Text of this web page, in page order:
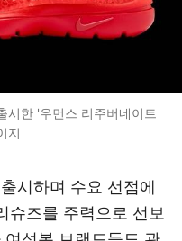
시한 '우먼스 리주버네이트
지
시하며 수요 선점에
슈즈를 주력으로 선보